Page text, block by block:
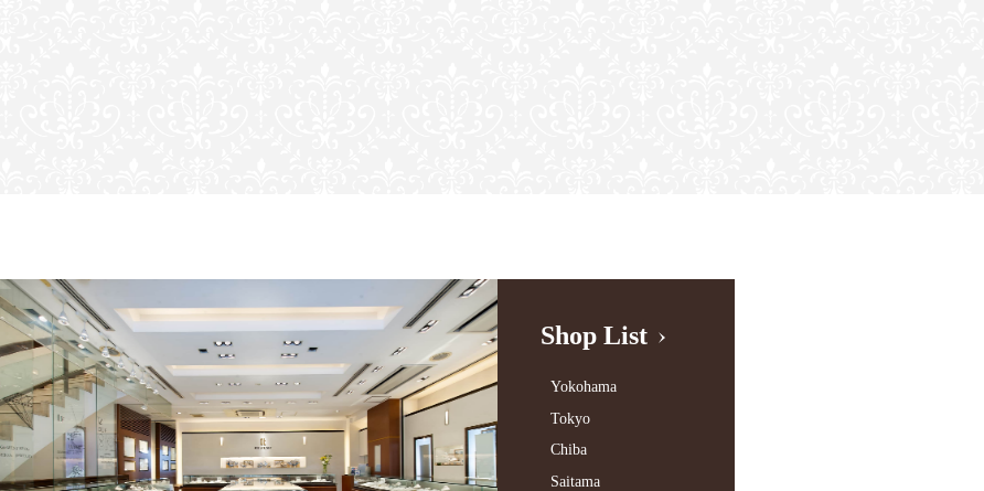
Shop List
Yokohama
Tokyo
Chiba
Saitama